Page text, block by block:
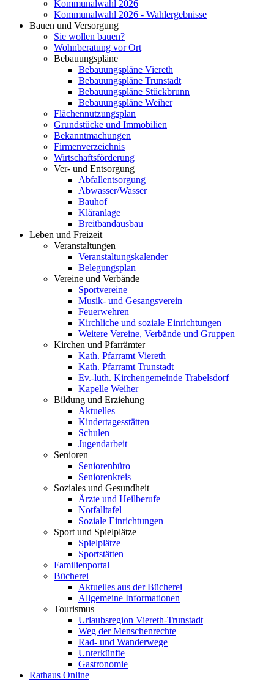
Kommunalwahl 2026
Kommunalwahl 2026 - Wahlergebnisse
Bauen und Versorgung
Sie wollen bauen?
Wohnberatung vor Ort
Bebauungspläne
Bebauungspläne Viereth
Bebauungspläne Trunstadt
Bebauungspläne Stückbrunn
Bebauungspläne Weiher
Flächennutzungsplan
Grundstücke und Immobilien
Bekanntmachungen
Firmenverzeichnis
Wirtschaftsförderung
Ver- und Entsorgung
Abfallentsorgung
Abwasser/Wasser
Bauhof
Kläranlage
Breitbandausbau
Leben und Freizeit
Veranstaltungen
Veranstaltungskalender
Belegungsplan
Vereine und Verbände
Sportvereine
Musik- und Gesangsverein
Feuerwehren
Kirchliche und soziale Einrichtungen
Weitere Vereine, Verbände und Gruppen
Kirchen und Pfarrämter
Kath. Pfarramt Viereth
Kath. Pfarramt Trunstadt
Ev.-luth. Kirchengemeinde Trabelsdorf
Kapelle Weiher
Bildung und Erziehung
Aktuelles
Kindertagesstätten
Schulen
Jugendarbeit
Senioren
Seniorenbüro
Seniorenkreis
Soziales und Gesundheit
Ärzte und Heilberufe
Notfalltafel
Soziale Einrichtungen
Sport und Spielplätze
Spielplätze
Sportstätten
Familienportal
Bücherei
Aktuelles aus der Bücherei
Allgemeine Informationen
Tourismus
Urlaubsregion Viereth-Trunstadt
Weg der Menschenrechte
Rad- und Wanderwege
Unterkünfte
Gastronomie
Rathaus Online